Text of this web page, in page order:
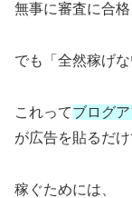
無事に審査に合
でも「全然稼げな
これってブログ
が広告を貼るだ
稼ぐためには、